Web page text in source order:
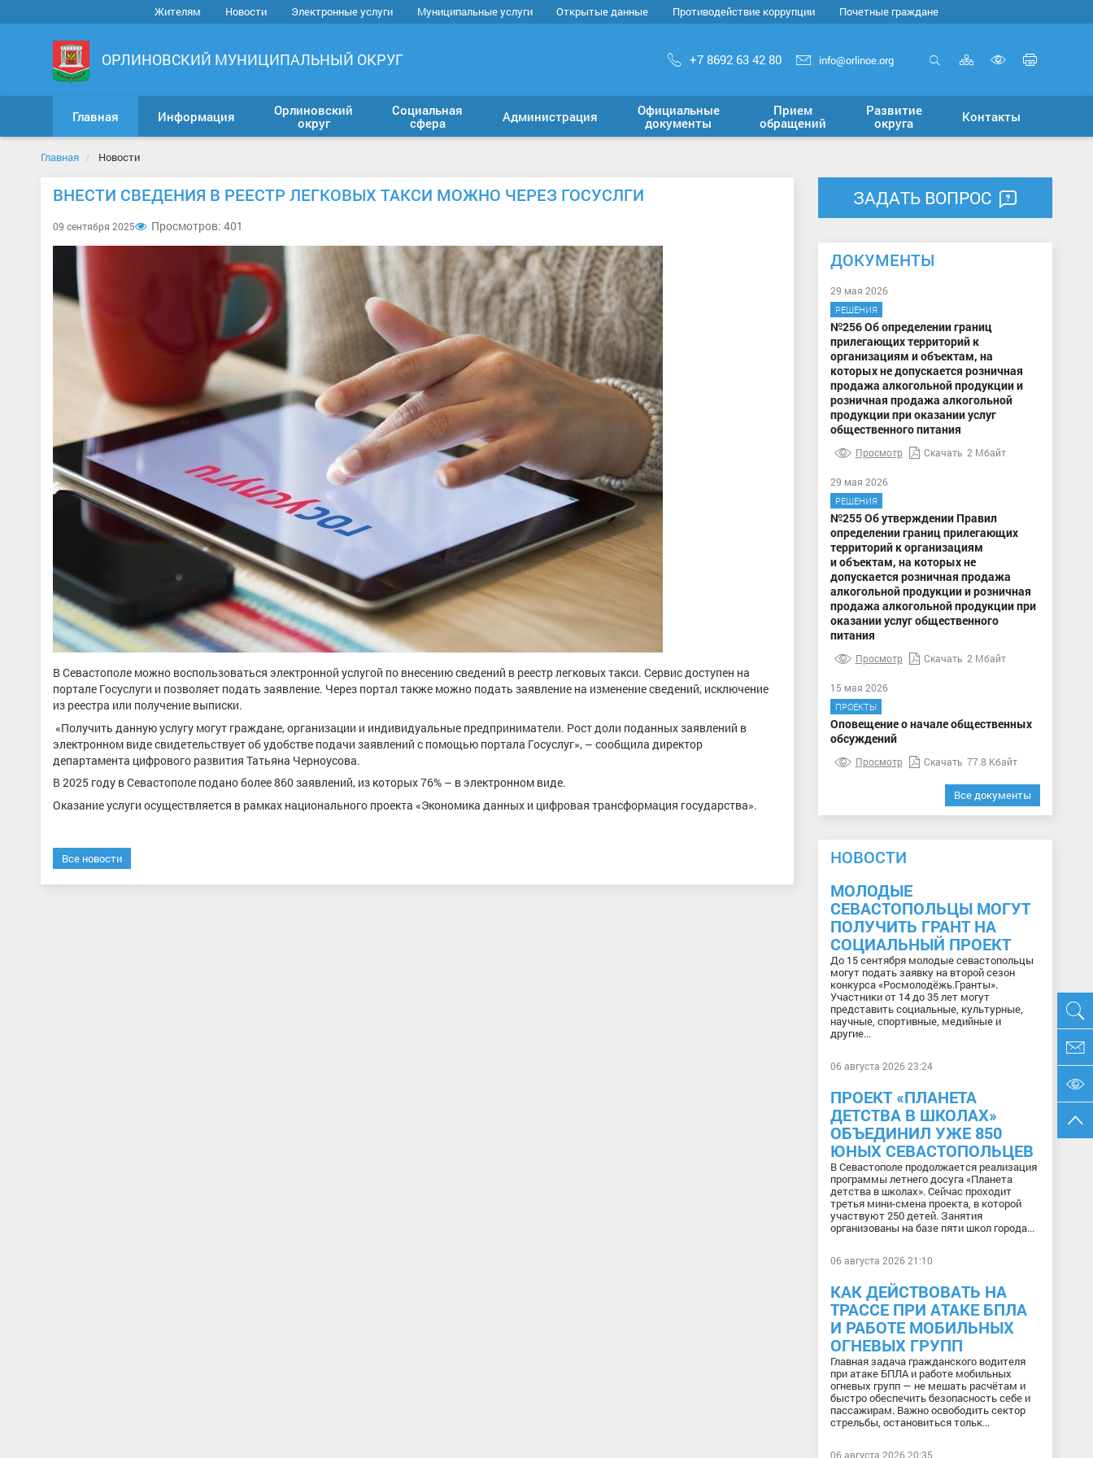
Жителям Новости Электронные услуги Муниципальные услуги Открытые данные Противодействие коррупции Почетные граждане
ОРЛИНОВСКИЙ МУНИЦИПАЛЬНЫЙ ОКРУГ +7 8692 63 42 80 info@orlinoe.org Карта
сайта
версию
для
Главная Информация
Орлиновский
округ
Социальная
сфера
Администрация
Официальные
документы
Прием
обращений
Развитие
округа
Контакты
Главная Новости
ВНЕСТИ СВЕДЕНИЯ В РЕЕСТР ЛЕГКОВЫХ ТАКСИ МОЖНО ЧЕРЕЗ ГОСУСЛГИ
09 сентября 2025 Просмотров: 401
В Севастополе можно воспользоваться электронной услугой по внесению сведений в реестр легковых такси. Сервис доступен на
портале Госуслуги и позволяет подать заявление. Через портал также можно подать заявление на изменение сведений, исключение
из реестра или получение выписки.
«Получить данную услугу могут граждане, организации и индивидуальные предприниматели. Рост доли поданных заявлений в
электронном виде свидетельствует об удобстве подачи заявлений с помощью портала Госуслуг», – сообщила директор
департамента цифрового развития Татьяна Черноусова.
В 2025 году в Севастополе подано более 860 заявлений, из которых 76% – в электронном виде.
Оказание услуги осуществляется в рамках национального проекта «Экономика данных и цифровая трансформация государства».
Все новости
ЗАДАТЬ ВОПРОС
ДОКУМЕНТЫ
29 мая 2026
РЕШЕНИЯ
№256 Об определении границ
прилегающих территорий к
организациям и объектам, на
которых не допускается розничная
продажа алкогольной продукции и
розничная продажа алкогольной
продукции при оказании услуг
общественного питания
Просмотр Скачать 2 Мбайт
29 мая 2026
РЕШЕНИЯ
№255 Об утверждении Правил
определении границ прилегающих
территорий к организациям
и объектам, на которых не
допускается розничная продажа
алкогольной продукции и розничная
продажа алкогольной продукции при
оказании услуг общественного
питания
Просмотр Скачать 2 Мбайт
15 мая 2026
ПРОЕКТЫ
Оповещение о начале общественных
обсуждений
Просмотр Скачать 77.8 Кбайт
Все документы
НОВОСТИ
МОЛОДЫЕ
СЕВАСТОПОЛЬЦЫ МОГУТ
ПОЛУЧИТЬ ГРАНТ НА
СОЦИАЛЬНЫЙ ПРОЕКТ
До 15 сентября молодые севастопольцы
могут подать заявку на второй сезон
конкурса «Росмолодёжь.Гранты».
Участники от 14 до 35 лет могут
представить социальные, культурные,
научные, спортивные, медийные и
другие...
06 августа 2026 23:24
ПРОЕКТ «ПЛАНЕТА
ДЕТСТВА В ШКОЛАХ»
ОБЪЕДИНИЛ УЖЕ 850
ЮНЫХ СЕВАСТОПОЛЬЦЕВ
В Севастополе продолжается реализация
программы летнего досуга «Планета
детства в школах». Сейчас проходит
третья мини-смена проекта, в которой
участвуют 250 детей. Занятия
организованы на базе пяти школ города...
06 августа 2026 21:10
КАК ДЕЙСТВОВАТЬ НА
ТРАССЕ ПРИ АТАКЕ БПЛА
И РАБОТЕ МОБИЛЬНЫХ
ОГНЕВЫХ ГРУПП
Главная задача гражданского водителя
при атаке БПЛА и работе мобильных
огневых групп — не мешать расчётам и
быстро обеспечить безопасность себе и
пассажирам. Важно освободить сектор
стрельбы, остановиться тольк...
06 августа 2026 20:35